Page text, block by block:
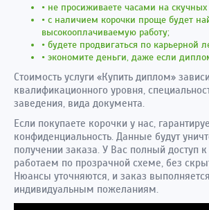
• не просиживаете часами на
• с наличием корочки проще будет
высокооплачиваемую работу;
• будете продвигаться по карьерной
• экономите деньги, даже если
Стоимость услуги «Купить диплом»
квалификационного уровня,
заведения, вида документа.
Если покупаете корочки у нас,
конфиденциальность. Данные будут
получении заказа. У Вас полный
работаем по прозрачной схеме, без
Нюансы уточняются, и заказ
индивидуальным пожеланиям.